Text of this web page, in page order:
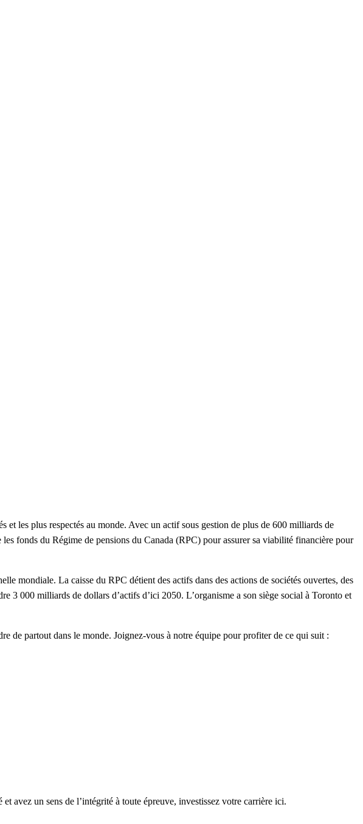
les plus respectés au monde. Avec un actif sous gestion de plus de 600 milliards de
fonds du Régime de pensions du Canada (RPC) pour assurer sa viabilité financière pour
mondiale. La caisse du RPC détient des actifs dans des actions de sociétés ouvertes, des
3 000 milliards de dollars d’actifs d’ici 2050. L’organisme a son siège social à Toronto et
de partout dans le monde. Joignez-vous à notre équipe pour profiter de ce qui suit :
avez un sens de l’intégrité à toute épreuve, investissez votre carrière ici.